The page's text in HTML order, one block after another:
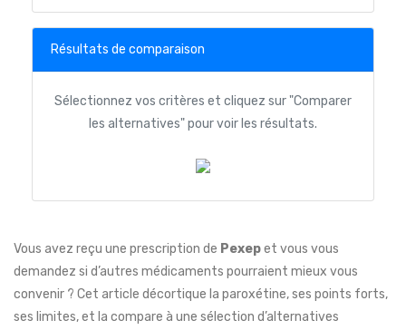
Résultats de comparaison
Sélectionnez vos critères et cliquez sur "Comparer
les alternatives" pour voir les résultats.
Vous avez reçu une prescription de Pexepet vous vous
demandez si d’autres médicaments pourraient mieux vous
convenir ? Cet article décortique la paroxétine, ses points forts,
ses limites, et la compare à une sélection d’alternatives